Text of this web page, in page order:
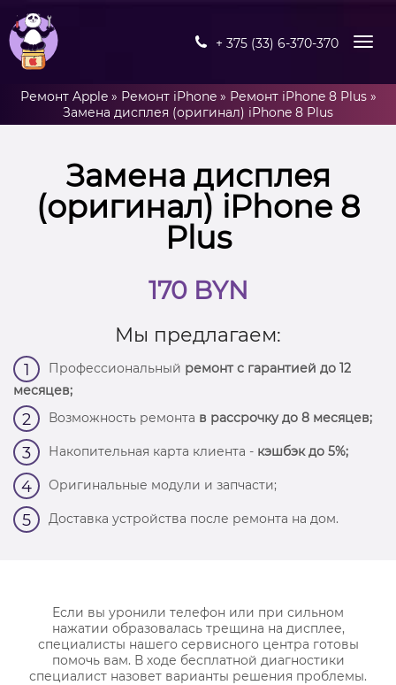
+ 375 (33) 6-370-370
Ремонт Apple» Ремонт iPhone» Ремонт iPhone 8 Plus»
Замена дисплея (оригинал) iPhone 8 Plus
Замена дисплея
(оригинал) iPhone 8
Plus
170 BYN
Мы предлагаем:
1 Профессиональный ремонт с гарантией до 12
месяцев;
2 Возможность ремонта в рассрочку до 8 месяцев;
3 Накопительная карта клиента - кэшбэк до 5%;
4 Оригинальные модули и запчасти;
5 Доставка устройства после ремонта на дом.
Если вы уронили телефон или при сильном
нажатии образовалась трещина на дисплее,
специалисты нашего сервисного центра готовы
помочь вам. В ходе бесплатной диагностики
специалист назовет варианты решения проблемы.